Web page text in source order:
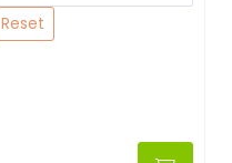
Reset